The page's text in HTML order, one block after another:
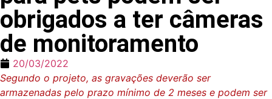
obrigados a ter câmeras
de monitoramento
20/03/2022
Segundo o projeto, as gravações deverão ser
armazenadas pelo prazo mínimo de 2 meses e podem ser